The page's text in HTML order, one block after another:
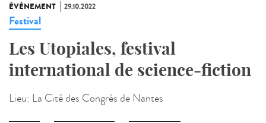
ÉVÉNEMENT 29.10.2022
Festival
Les Utopiales, festival
international de science-fiction
Lieu: La Cité des Congrès de Nantes